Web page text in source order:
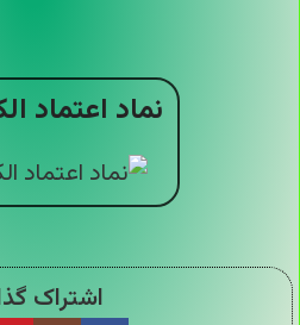
نماد اعتماد
اشتراک